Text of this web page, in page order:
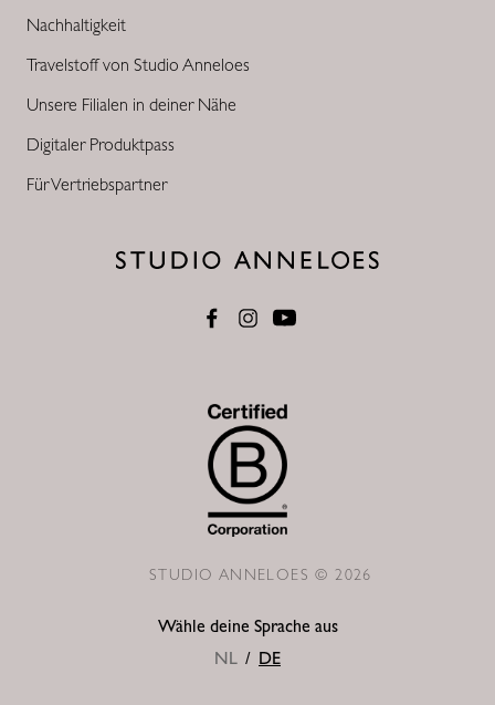
Nachhaltigkeit
Travelstoff von Studio Anneloes
Unsere Filialen in deiner Nähe
Digitaler Produktpass
Für Vertriebspartner
Wähle deine Sprache aus
NL / DE
STUDIO ANNELOES © 2026